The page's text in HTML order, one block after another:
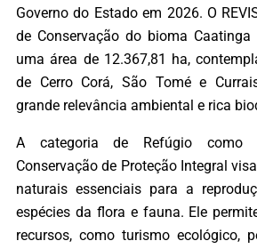
Governo do Estado em 2026. O
de Conservação do bioma Caatinga
uma área de 12.367,81 ha,
de Cerro Corá, São Tomé e
grande relevância ambiental e rica
A categoria de Refúgio como
Conservação de Proteção Integral
naturais essenciais para a
espécies da flora e fauna. Ele
recursos, como turismo ecológico,